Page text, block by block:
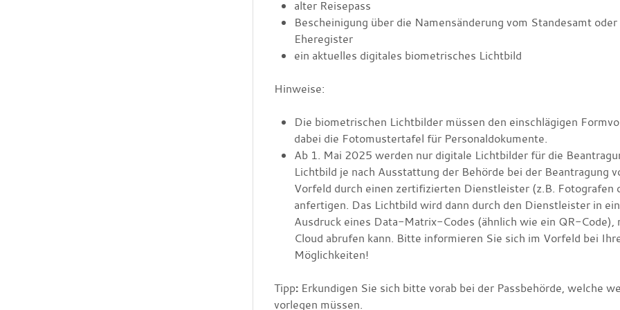
alter Reisepass
Bescheinigung über die Namensänderung vom Standesamt
Eheregister
ein aktuelles digitales biometrisches Lichtbild
Hinweise:
Die biometrischen Lichtbilder müssen den einschlägigen
dabei die Fotomustertafel für Personaldokumente.
Ab 1. Mai 2025 werden nur digitale Lichtbilder für die
Lichtbild je nach Ausstattung der Behörde bei der Beantragung
Vorfeld durch einen zertifizierten Dienstleister (z.B.
anfertigen. Das Lichtbild wird dann durch den Dienstleister in
Ausdruck eines Data-Matrix-Codes (ähnlich wie ein QR-
Cloud abrufen kann. Bitte informieren Sie sich im Vorfeld bei
Möglichkeiten!
Tipp: Erkundigen Sie sich bitte vorab bei der Passbehörde, welche
vorlegen müssen.